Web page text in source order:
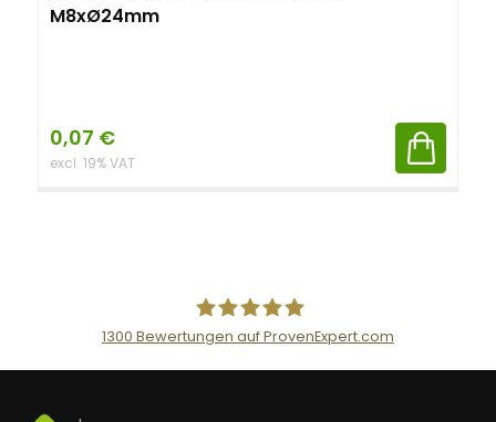
M8xØ24mm
0,07 €
excl. 19% VAT
AceFlex GmbH
1300 Bewertungen auf ProvenExpert.com